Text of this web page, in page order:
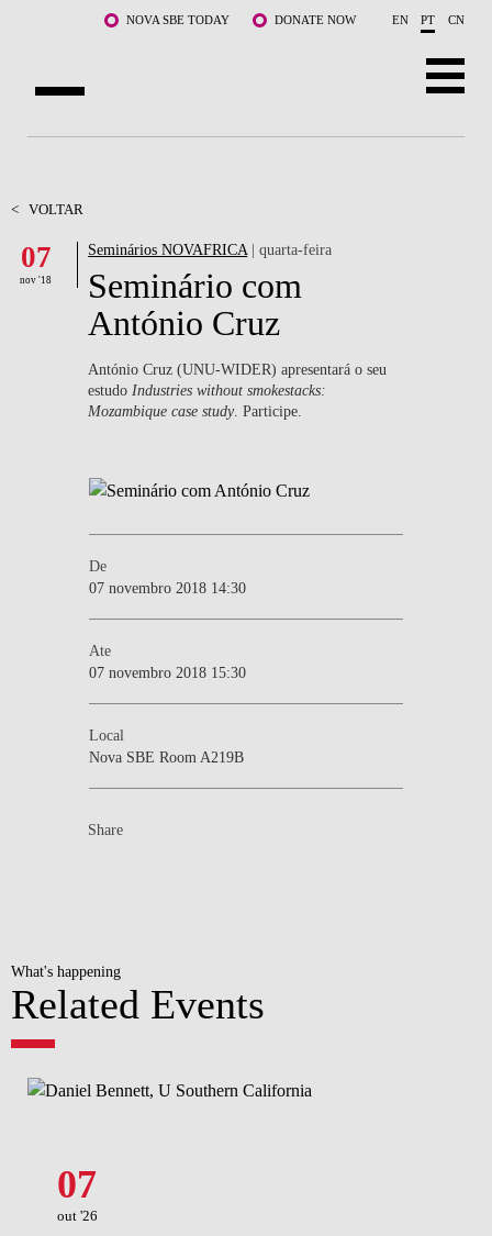
Saltar para o conteúdo principalNOVA SBE TODAY DONATE NOW EN PT CN
DOCENTES E INVESTIGAÇÃO
COMUNIDADE
WHAT'S HAPPENING
< VOLTAR
07
nov '18
Seminários NOVAFRICA| quarta-feira
Seminário com
António Cruz
António Cruz (UNU-WIDER) apresentará o seu
estudo Industries without smokestacks:
Mozambique case study. Participe.
De
07 novembro 2018 14:30
Ate
07 novembro 2018 15:30
Local
Nova SBE Room A219B
Share
What's happening
Related Events
07
out '26